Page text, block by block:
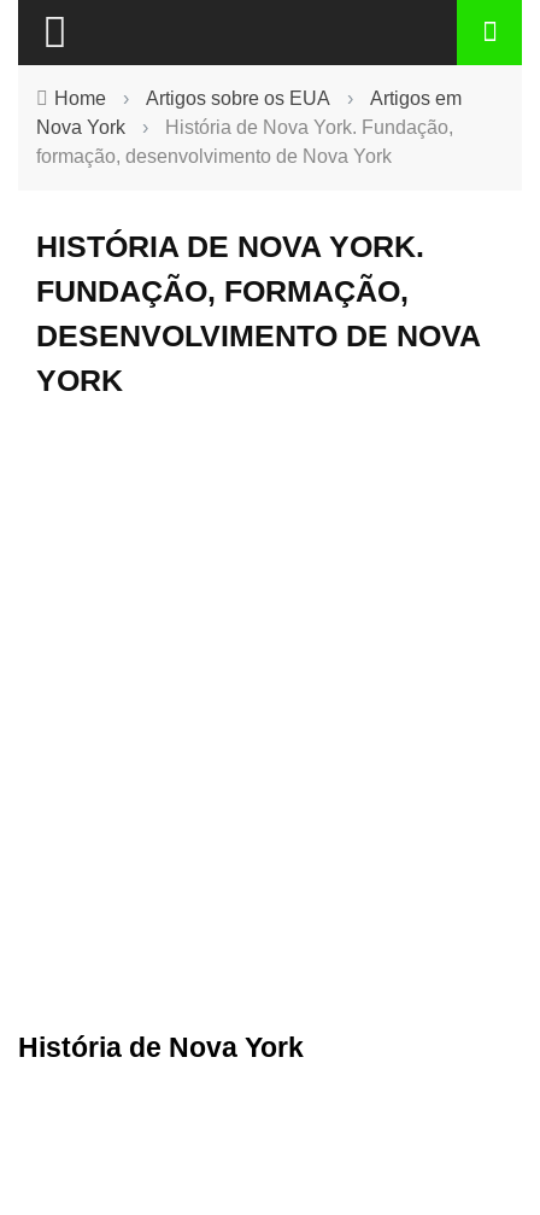
Home › Artigos sobre os EUA ›
Artigos em
Nova York
›
História de Nova York. Fundação,
formação, desenvolvimento de Nova York
HISTÓRIA DE NOVA YORK.
FUNDAÇÃO, FORMAÇÃO,
DESENVOLVIMENTO DE NOVA
YORK
História de Nova York